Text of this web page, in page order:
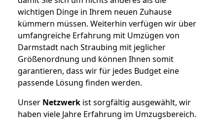
wichtigen Dinge in Ihrem neuen Zuhause
kümmern müssen. Weiterhin verfügen wir über
umfangreiche Erfahrung mit Umzügen von
Darmstadt nach Straubing mit jeglicher
Größenordnung und können Ihnen somit
garantieren, dass wir für jedes Budget eine
passende Lösung finden werden.
Unser Netzwerk ist sorgfältig ausgewählt, wir
haben viele Jahre Erfahrung im Umzugsbereich.